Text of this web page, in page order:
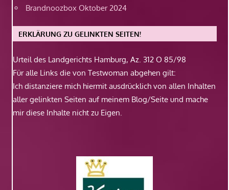
Brandnoozbox Oktober 2024
ERKLÄRUNG ZU GELINKTEN SEITEN!
Urteil des Landgerichts Hamburg, Az. 312 O 85/98
Für alle Links die von Testwoman abgehen gilt:
Ich distanziere mich hiermit ausdrücklich von allen Inhalten
aller gelinkten Seiten auf meinem Blog/Seite und mache
mir diese Inhalte nicht zu Eigen.